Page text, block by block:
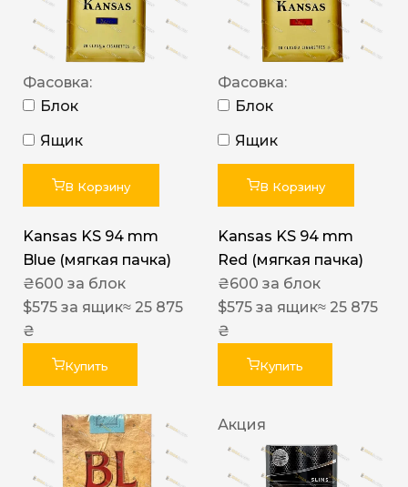
Фасовка:
Блок
Ящик
В Корзину
Kansas KS 94 mm
Blue (мягкая пачка)
₴600 за блок
$575 за ящик≈ 25 875
₴
Купить
Фасовка:
Блок
Ящик
В Корзину
Kansas KS 94 mm
Red (мягкая пачка)
₴600 за блок
$575 за ящик≈ 25 875
₴
Купить
Акция